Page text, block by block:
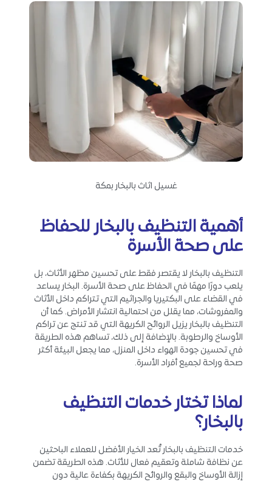
غسيل اثاث بالبخار بمكة
أهمية التنظيف بالبخار للحفاظ
على صحة الأسرة
التنظيف بالبخار لا يقتصر فقط على تحسين مظهر الأثاث، بل
يلعب دورًا مهمًا في الحفاظ على صحة الأسرة. البخار يساعد
في القضاء على البكتيريا والجراثيم التي تتراكم داخل الأثاث
والمفروشات، مما يقلل من احتمالية انتشار الأمراض. كما أن
التنظيف بالبخار يزيل الروائح الكريهة التي قد تنتج عن تراكم
الأوساخ والرطوبة. بالإضافة إلى ذلك، تساهم هذه الطريقة
في تحسين جودة الهواء داخل المنزل، مما يجعل البيئة أكثر
صحة وراحة لجميع أفراد الأسرة.
لماذا تختار خدمات التنظيف
بالبخار؟
خدمات التنظيف بالبخار تُعد الخيار الأفضل للعملاء الباحثين
عن نظافة شاملة وتعقيم فعال للأثاث. هذه الطريقة تضمن
إزالة الأوساخ والبقع والروائح الكريهة بكفاءة عالية دون